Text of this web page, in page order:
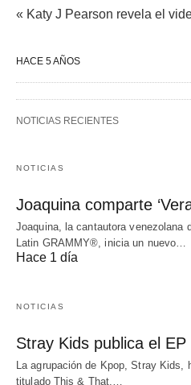
« Katy J Pearson revela el
HACE 5 AÑOS
NOTICIAS RECIENTES
NOTICIAS
Joaquina comparte
Joaquina, la cantautora venezolana
Latin GRAMMY®, inicia un nuevo…
Hace 1 día
NOTICIAS
Stray Kids publica el EP
La agrupación de Kpop, Stray Kids,
titulado This & That,…